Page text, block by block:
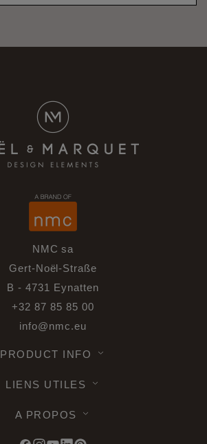
NMC sa
Gert-Noël-Straße
B - 4731 Eynatten
+32 87 85 85 00
info@nmc.eu
PRODUCT INFO
LIENS UTILES
A PROPOS